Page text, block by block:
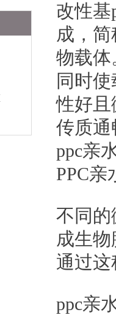
改性
成，
物载体
同时
性好且
传质通
ppc亲
PPC
不同的
成生
通过
ppc亲